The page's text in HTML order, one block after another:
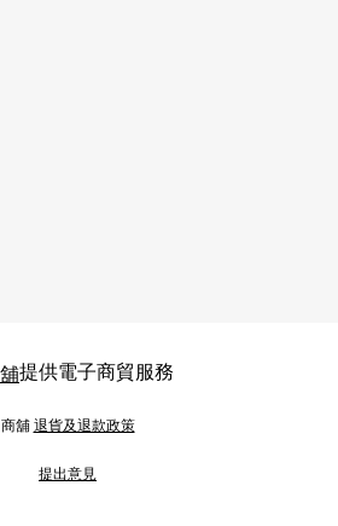
提供電子商貿服務
商舖退貨及退款政策
提出意見